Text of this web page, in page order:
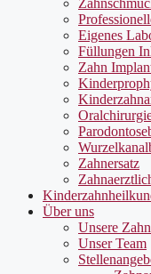
Eigenes
Füllungen
Zahn
Zahnersatz
Über uns
Unsere
Unser Team